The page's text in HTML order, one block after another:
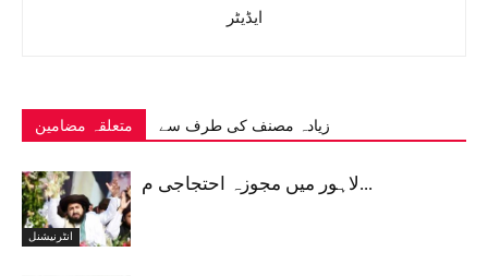
ایڈیٹر
متعلقہ مضامین زیادہ مصنف کی طرف سے
انٹرنیشنل
لاہور میں مجوزہ احتجاجی م...